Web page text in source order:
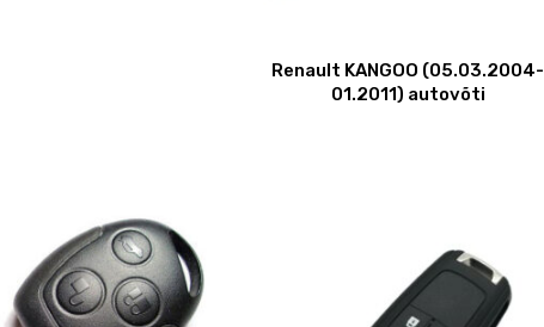
Renault KANGOO (05.03.2004-
01.2011) autovõti